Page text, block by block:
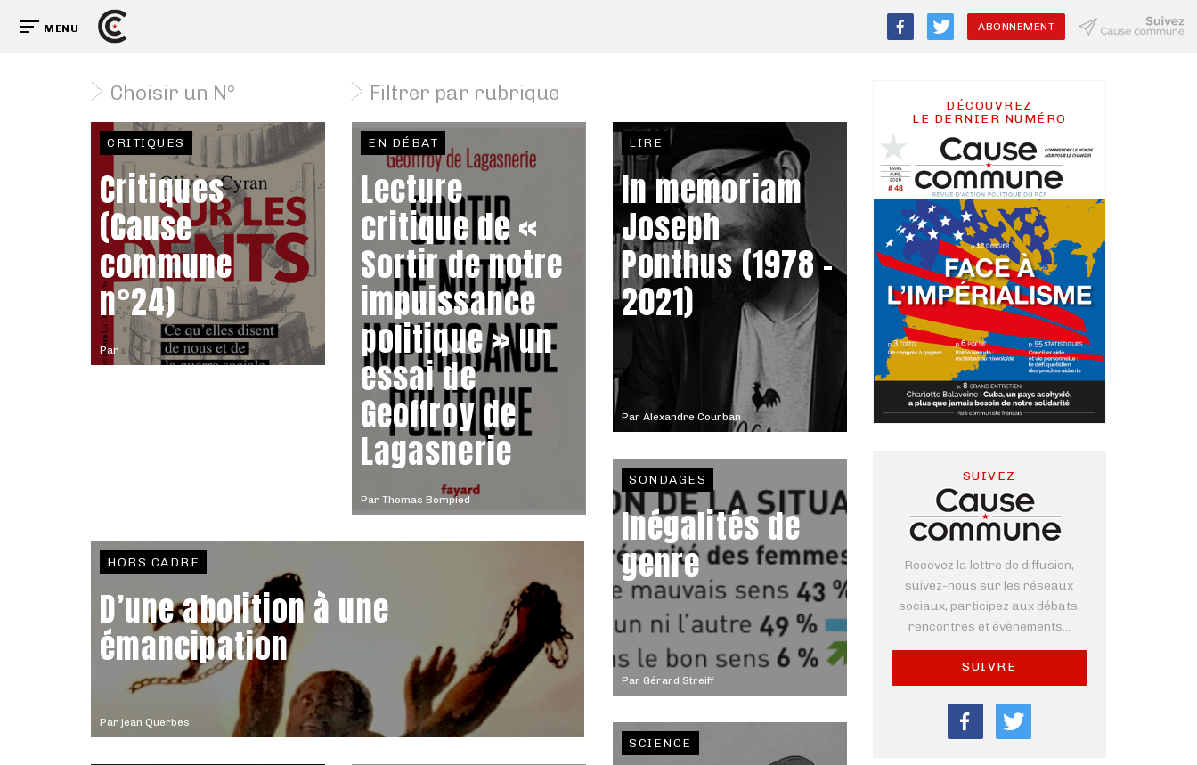
MENU ABONNEMENT
Choisir un N° Filtrer par rubrique
Par
CRITIQUES
Critiques
(Cause
commune
n°24)
Par Thomas Bompied
EN DÉBAT
Lecture
critique de «
Sortir de notre
impuissance
politique » un
essai de
Geoffroy de
Lagasnerie
Par Alexandre Courban
LIRE
In memoriam
Joseph
Ponthus (1978 –
2021)
Par jean Querbes
HORS CADRE
D’une abolition à une
émancipation
Par Gérard Streiff
SONDAGES
Inégalités de
genre
SCIENCE
DÉCOUVREZ
LE DERNIER NUMÉRO
SUIVEZ
Recevez la lettre de diffusion,
suivez-nous sur les réseaux
sociaux, participez aux débats,
rencontres et évènements...
SUIVRE